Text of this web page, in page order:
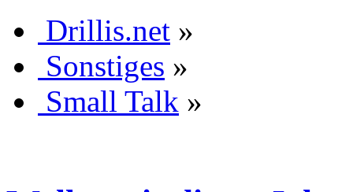
Drillis.net »
Sonstiges »
Small Talk »